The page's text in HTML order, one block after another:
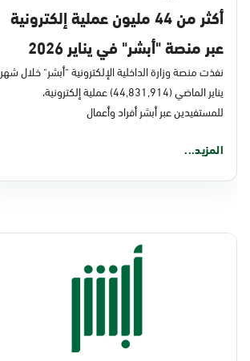
أكثر من 44 مليون عملية إلكترونية
عبر منصة "أبشر" في يناير 2026
نفذت منصة وزارة الداخلية الإلكترونية "أبشر" خلال شهر
يناير الماضي (44,831,914) عملية إلكترونية،
للمستفيدين عبر أبشر أفراد وأعمال
المزيد...